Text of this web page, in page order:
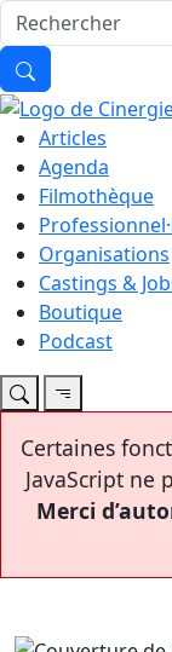
Articles
Agenda
Filmothèque
Organisations
Castings &
Boutique
Podcast
Certaines
JavaScript ne
Merci